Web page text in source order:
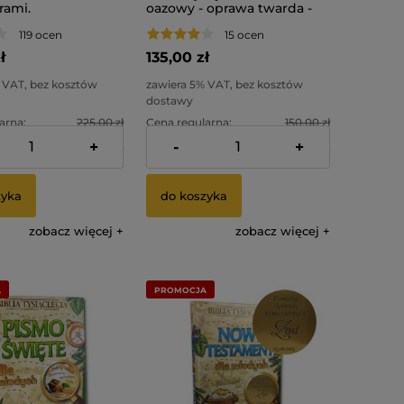
119 ocen
VAT, bez kosztów
225,00 zł
189,00 zł
+
zobacz więcej
oazowy - oprawa twarda -
15 ocen
135,00 zł
zawiera 5% VAT, bez kosztów
dostawy
Cena regularna:
150,00 zł
Najniższa cena: 127,50 zł
- +
do koszyka
zobacz więcej
PROMOCJA